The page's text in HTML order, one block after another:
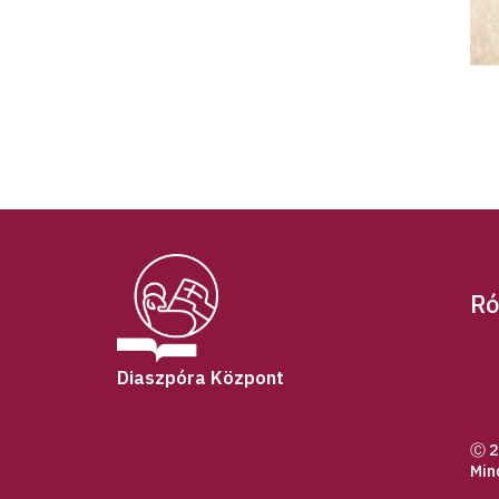
Diaszpóra Központ
Ⓒ